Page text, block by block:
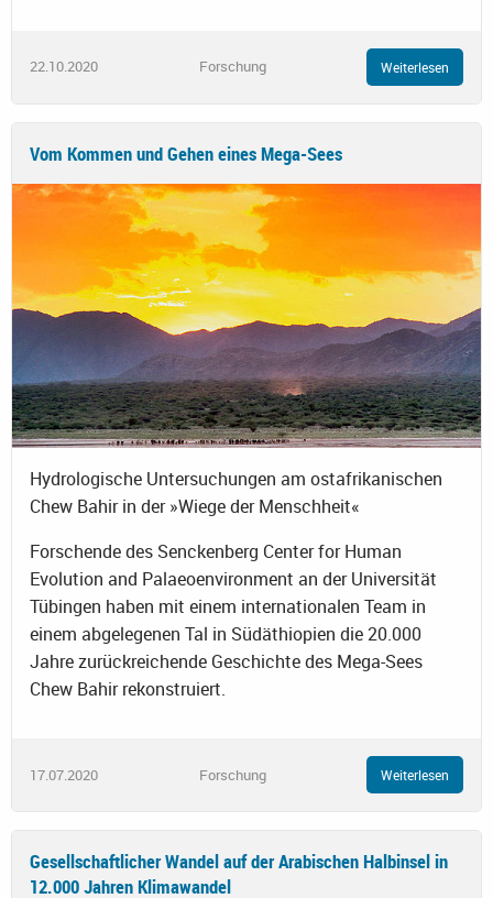
22.10.2020 Forschung Weiterlesen
Vom Kommen und Gehen eines Mega-Sees
Hydrologische Untersuchungen am ostafrikanischen
Chew Bahir in der »Wiege der Menschheit«
Forschende des Senckenberg Center for Human
Evolution and Palaeoenvironment an der Universität
Tübingen haben mit einem internationalen Team in
einem abgelegenen Tal in Südäthiopien die 20.000
Jahre zurückreichende Geschichte des Mega-Sees
Chew Bahir rekonstruiert.
17.07.2020 Forschung Weiterlesen
Gesellschaftlicher Wandel auf der Arabischen Halbinsel in
12.000 Jahren Klimawandel